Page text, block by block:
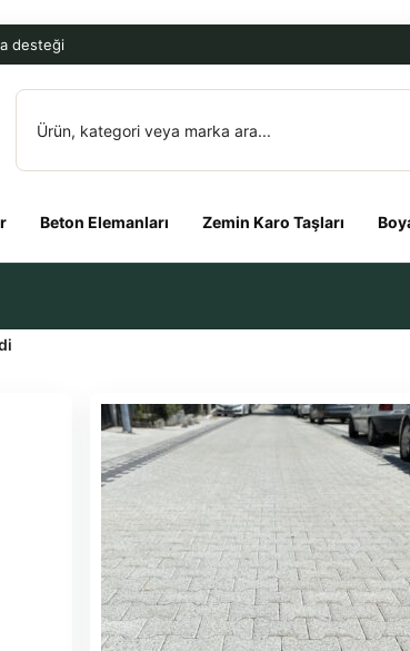
desteği
Beton Elemanları Zemin Karo Taşları